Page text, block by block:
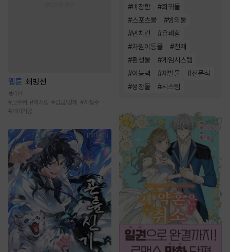
웹툰 쇄빙선
1천
#고수위 #짝사랑 #감금/강제 #까칠수
# 개아가공
#비장함 #회귀물
#스포츠물 #빙의물
#먼치킨 #유쾌함
#차원이동물 #천재
#환생물 #게임시스템
#이능력 #재벌물 #전문직
#성장물 #시스템